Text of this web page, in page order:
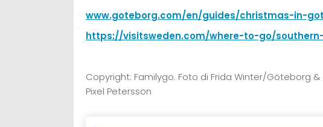
www.goteborg.com/en/guides/christmas-in-
https://visitsweden.com/where-to-go/
Copyright: Familygo. Foto di Frida Winter/Göteborg
Pixel Petersson